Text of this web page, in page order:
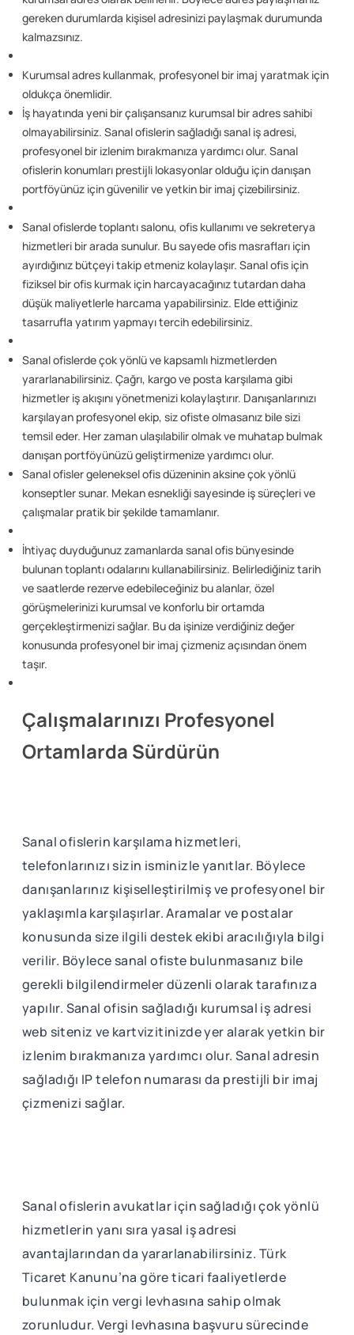
gereken durumlarda kişisel adresinizi paylaşmak durumunda
kalmazsınız.
Kurumsal adres kullanmak, profesyonel bir imaj yaratmak için
oldukça önemlidir.
İş hayatında yeni bir çalışansanız kurumsal bir adres sahibi
olmayabilirsiniz. Sanal ofislerin sağladığı sanal iş adresi,
profesyonel bir izlenim bırakmanıza yardımcı olur. Sanal
ofislerin konumları prestijli lokasyonlar olduğu için danışan
portföyünüz için güvenilir ve yetkin bir imaj çizebilirsiniz.
Sanal ofislerde toplantı salonu, ofis kullanımı ve sekreterya
hizmetleri bir arada sunulur. Bu sayede ofis masrafları için
ayırdığınız bütçeyi takip etmeniz kolaylaşır. Sanal ofis için
fiziksel bir ofis kurmak için harcayacağınız tutardan daha
düşük maliyetlerle harcama yapabilirsiniz. Elde ettiğiniz
tasarrufla yatırım yapmayı tercih edebilirsiniz.
Sanal ofislerde çok yönlü ve kapsamlı hizmetlerden
yararlanabilirsiniz. Çağrı, kargo ve posta karşılama gibi
hizmetler iş akışını yönetmenizi kolaylaştırır. Danışanlarınızı
karşılayan profesyonel ekip, siz ofiste olmasanız bile sizi
temsil eder. Her zaman ulaşılabilir olmak ve muhatap bulmak
danışan portföyünüzü geliştirmenize yardımcı olur.
Sanal ofisler geleneksel ofis düzeninin aksine çok yönlü
konseptler sunar. Mekan esnekliği sayesinde iş süreçleri ve
çalışmalar pratik bir şekilde tamamlanır.
İhtiyaç duyduğunuz zamanlarda sanal ofis bünyesinde
bulunan toplantı odalarını kullanabilirsiniz. Belirlediğiniz tarih
ve saatlerde rezerve edebileceğiniz bu alanlar, özel
görüşmelerinizi kurumsal ve konforlu bir ortamda
gerçekleştirmenizi sağlar. Bu da işinize verdiğiniz değer
konusunda profesyonel bir imaj çizmeniz açısından önem
taşır.
Çalışmalarınızı Profesyonel
Ortamlarda Sürdürün
Sanal ofislerin karşılama hizmetleri,
telefonlarınızı sizin isminizle yanıtlar. Böylece
danışanlarınız kişiselleştirilmiş ve profesyonel bir
yaklaşımla karşılaşırlar. Aramalar ve postalar
konusunda size ilgili destek ekibi aracılığıyla bilgi
verilir. Böylece sanal ofiste bulunmasanız bile
gerekli bilgilendirmeler düzenli olarak tarafınıza
yapılır. Sanal ofisin sağladığı kurumsal iş adresi
web siteniz ve kartvizitinizde yer alarak yetkin bir
izlenim bırakmanıza yardımcı olur. Sanal adresin
sağladığı IP telefon numarası da prestijli bir imaj
çizmenizi sağlar.
Sanal ofislerin avukatlar için sağladığı çok yönlü
hizmetlerin yanı sıra yasal iş adresi
avantajlarından da yararlanabilirsiniz. Türk
Ticaret Kanunu’na göre ticari faaliyetlerde
bulunmak için vergi levhasına sahip olmak
zorunludur. Vergi levhasına başvuru sürecinde